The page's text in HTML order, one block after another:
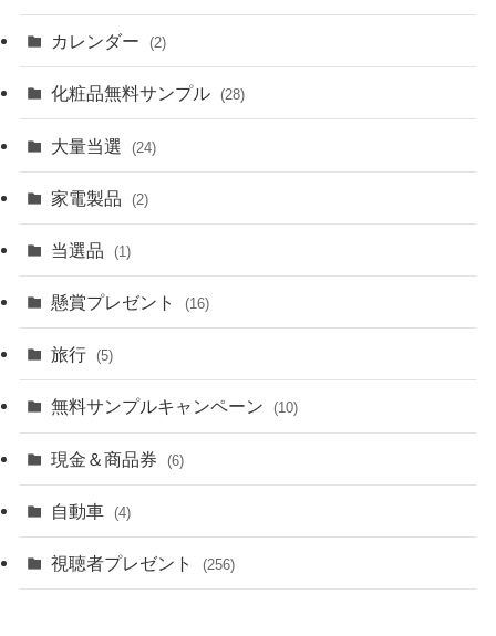
カレンダー (2)
化粧品無料サンプル (28)
大量当選 (24)
家電製品 (2)
当選品 (1)
懸賞プレゼント (16)
旅行 (5)
無料サンプルキャンペーン (10)
現金＆商品券 (6)
自動車 (4)
視聴者プレゼント (256)